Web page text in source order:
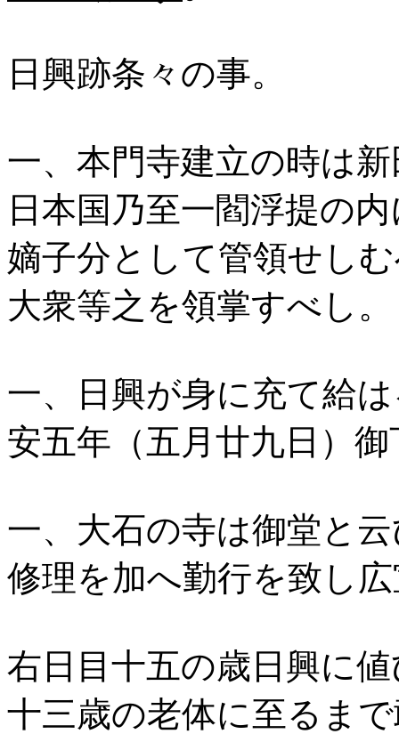
日興跡条々の事。
一、本門寺建立の時は
日本国乃至一閻浮提の
嫡子分として管領せし
大衆等之を領掌すべし。
一、日興が身に充て給
安五年（五月廿九日）
一、大石の寺は御堂と
修理を加へ勤行を致し
右日目十五の歳日興に
十三歳の老体に至るま